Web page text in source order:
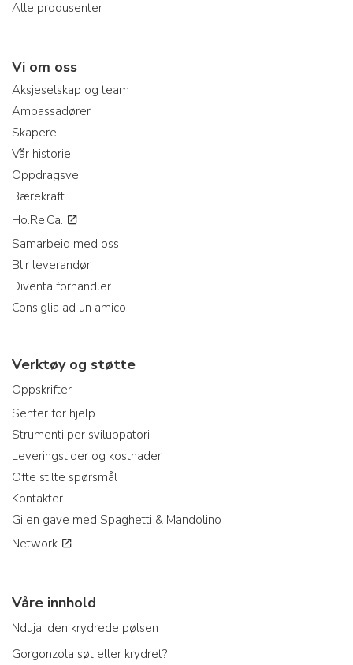
Alle produsenter
Vi om oss
Aksjeselskap og team
Ambassadører
Skapere
Vår historie
Oppdragsvei
Bærekraft
Ho.Re.Ca.
Samarbeid med oss
Blir leverandør
Diventa forhandler
Consiglia ad un amico
Verktøy og støtte
Oppskrifter
Senter for hjelp
Strumenti per sviluppatori
Leveringstider og kostnader
Ofte stilte spørsmål
Kontakter
Gi en gave med Spaghetti & Mandolino
Network
Våre innhold
Nduja: den krydrede pølsen
Gorgonzola søt eller krydret?